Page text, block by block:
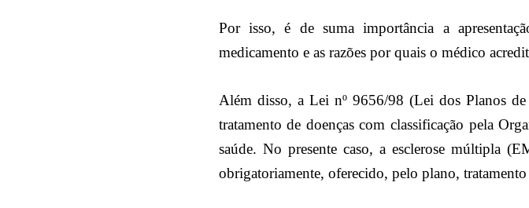
Por isso, é de suma importância a
medicamento e as razões por quais o médico
Além disso, a Lei nº 9656/98 (Lei dos Planos
tratamento de doenças com classificação pela
saúde. No presente caso, a esclerose múltipla
obrigatoriamente, oferecido, pelo plano,